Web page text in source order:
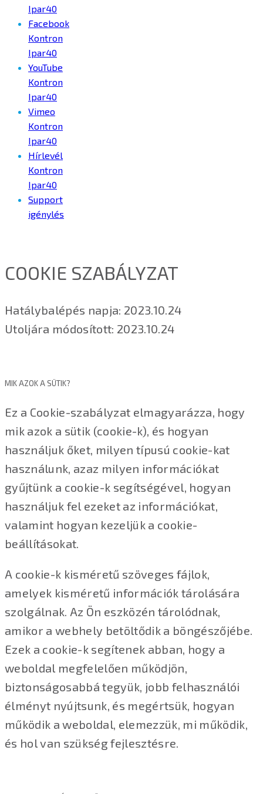
Ipar40
Facebook
Kontron
Ipar40
YouTube
Kontron
Ipar40
Vimeo
Kontron
Ipar40
Hírlevél
Kontron
Ipar40
Support
igénylés
COOKIE SZABÁLYZAT
Hatálybalépés napja: 2023.10.24
Utoljára módosított: 2023.10.24
MIK AZOK A SÜTIK?
Ez a Cookie-szabályzat elmagyarázza, hogy
mik azok a sütik (cookie-k), és hogyan
használjuk őket, milyen típusú cookie-kat
használunk, azaz milyen információkat
gyűjtünk a cookie-k segítségével, hogyan
használjuk fel ezeket az információkat,
valamint hogyan kezeljük a cookie-
beállításokat.
A cookie-k kisméretű szöveges fájlok,
amelyek kisméretű információk tárolására
szolgálnak. Az Ön eszközén tárolódnak,
amikor a webhely betöltődik a böngészőjébe.
Ezek a cookie-k segítenek abban, hogy a
weboldal megfelelően működjön,
biztonságosabbá tegyük, jobb felhasználói
élményt nyújtsunk, és megértsük, hogyan
működik a weboldal, elemezzük, mi működik,
és hol van szükség fejlesztésre.